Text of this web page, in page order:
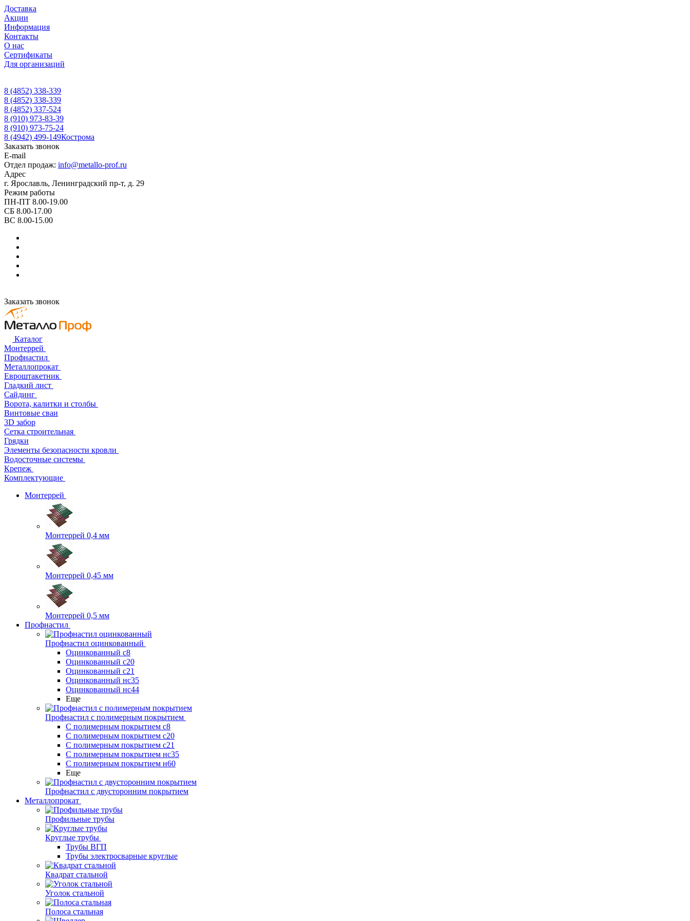
Доставка
Акции
Информация
Контакты
О нас
Сертификаты
Для организаций
8 (4852) 338-339
8 (4852) 338-339
8 (4852) 337-524
8 (910) 973-83-39
8 (910) 973-75-24
8 (4942) 499-149Кострома
Заказать звонок
E-mail
Отдел продаж: info@metallo-prof.ru
Адрес
г. Ярославль, Ленинградский пр-т, д. 29
Режим работы
ПН-ПТ 8.00-19.00
СБ 8.00-17.00
ВС 8.00-15.00
Заказать звонок
Каталог
Монтеррей
Профнастил
Металлопрокат
Евроштакетник
Гладкий лист
Сайдинг
Ворота, калитки и столбы
Винтовые сваи
3D забор
Сетка строительная
Грядки
Элементы безопасности кровли
Водосточные системы
Крепеж
Комплектующие
Монтеррей
Монтеррей 0,4 мм
Монтеррей 0,45 мм
Монтеррей 0,5 мм
Профнастил
Профнастил оцинкованный
Оцинкованный с8
Оцинкованный с20
Оцинкованный с21
Оцинкованный нс35
Оцинкованный нс44
Еще
Профнастил с полимерным покрытием
С полимерным покрытием с8
С полимерным покрытием с20
С полимерным покрытием с21
С полимерным покрытием нс35
С полимерным покрытием н60
Еще
Профнастил с двусторонним покрытием
Металлопрокат
Профильные трубы
Круглые трубы
Трубы ВГП
Трубы электросварные круглые
Квадрат стальной
Уголок стальной
Полоса стальная